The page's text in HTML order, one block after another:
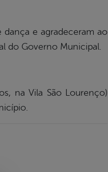
e agradeceram ao
do Governo Municipal.
na Vila São Lourenço)